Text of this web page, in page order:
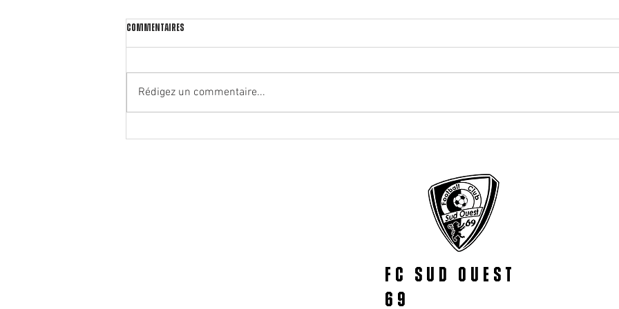
🏃‍♂️ Notre partenaire Rrunning ouvre
Commentaires
Rédigez un commentaire...
FC SUD OUEST
69